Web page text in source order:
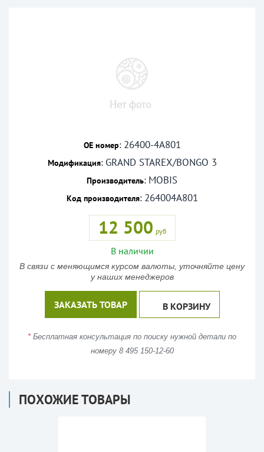
OE номер: 26400-4A801
Модификация: GRAND STAREX/BONGO 3
Производитель: MOBIS
Код производителя: 264004A801
12 500 руб
В наличии
В связи с меняющимся курсом валюты, уточняйте цену
у наших менеджеров
ЗАКАЗАТЬ ТОВАР В КОРЗИНУ
*Бесплатная консультация по поиску нужной детали по
номеру 8 495 150-12-60
ПОХОЖИЕ ТОВАРЫ